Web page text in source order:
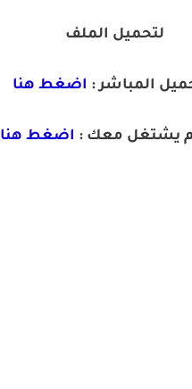
لتحميل الملف
المباشر : اضغط هنا
يشتغل معك : اضغط هنا